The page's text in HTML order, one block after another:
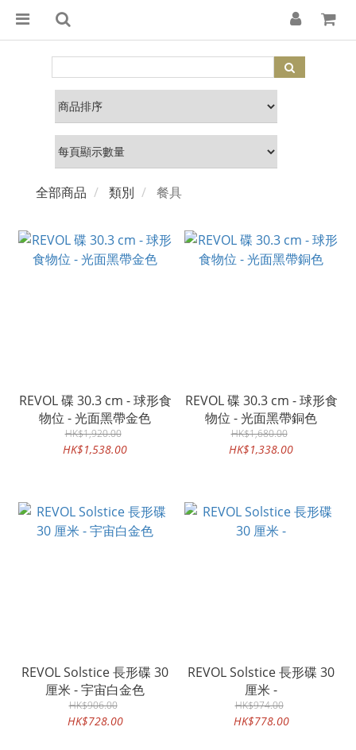
全部商品 類別 餐具
REVOL 碟 30.3 cm - 球形食
物位 - 光面黑帶金色
HK$1,920.00
HK$1,538.00
REVOL 碟 30.3 cm - 球形食
物位 - 光面黑帶銅色
HK$1,680.00
HK$1,338.00
REVOL Solstice 長形碟 30
厘米 - 宇宙白金色
HK$906.00
HK$728.00
REVOL Solstice 長形碟 30
厘米 -
HK$974.00
HK$778.00